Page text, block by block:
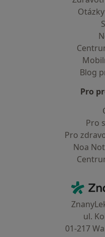
Blog
Pro
Pro
Pro
Noa
ul.
01-217